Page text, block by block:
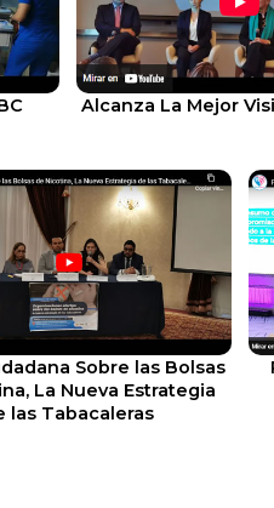
Alcanza La Mejor
Sobre las Bolsas
La Nueva Estrategia
las Tabacaleras